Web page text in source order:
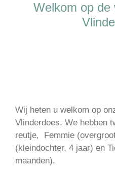
Welkom op de
Wij heten u welkom op
Vlinderdoes. We hebben
reutje, Femmie
(kleindochter, 4 jaar) en
maanden).